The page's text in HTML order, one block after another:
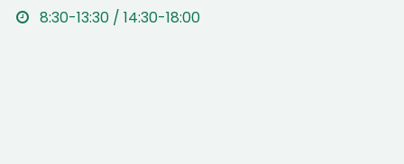
8:30-13:30 / 14:30-18:00